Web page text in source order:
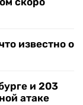
известно о
и 203
атаке